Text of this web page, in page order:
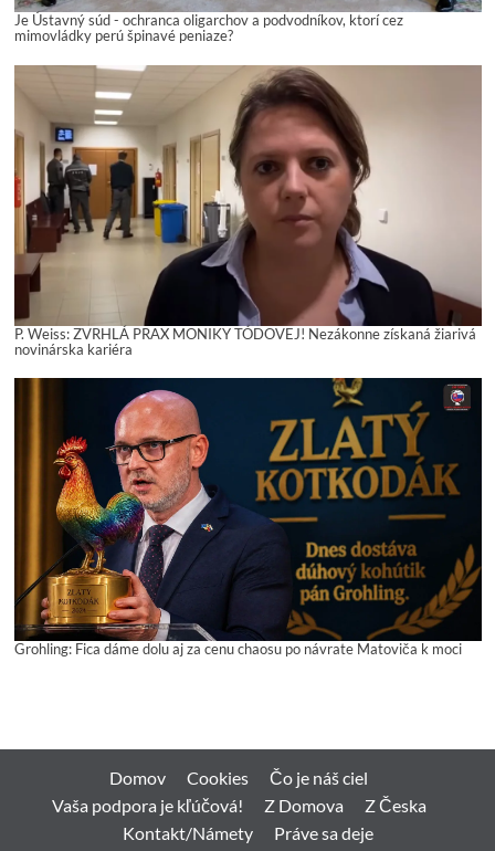
Je Ústavný súd - ochranca oligarchov a podvodníkov, ktorí cez
mimovládky perú špinavé peniaze?
P. Weiss: ZVRHLÁ PRAX MONIKY TÓDOVEJ! Nezákonne získaná žiarivá
novinárska kariéra
Grohling: Fica dáme dolu aj za cenu chaosu po návrate Matoviča k moci
Domov Cookies
Čo je náš ciel
Vaša podpora je kľúčová!
Z Domova
Z Česka
Kontakt/Námety
Práve sa deje